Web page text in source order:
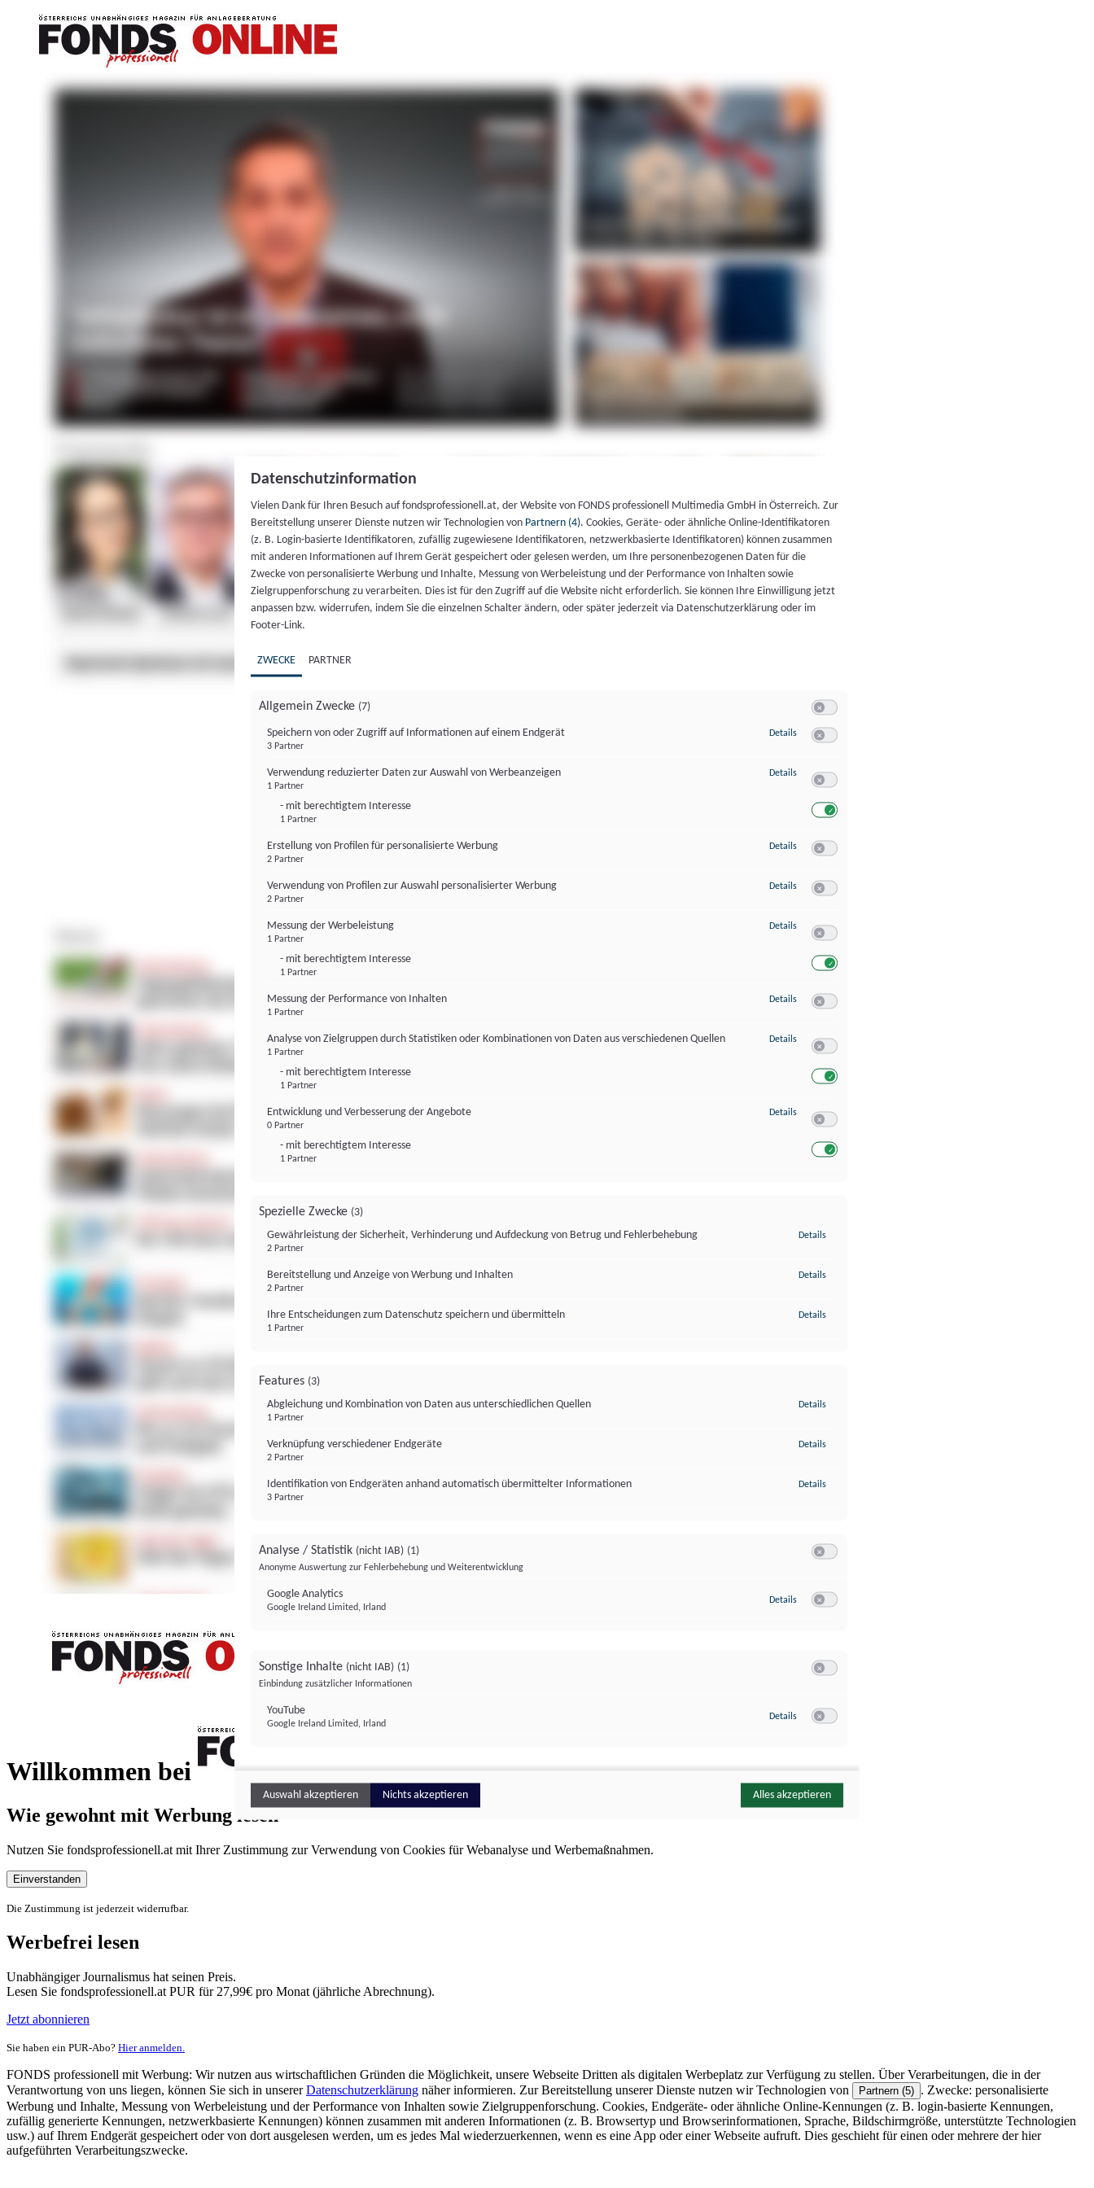
Willkommen bei
FONDS professionell
Wie gewohnt mit Werbung lesen
Nutzen Sie fondsprofessionell.at mit Ihrer Zustimmung zur Verwendung von Cookies für Webanalyse und Werbemaßnahmen.
Einverstanden
Die Zustimmung ist jederzeit widerrufbar.
Werbefrei lesen
Unabhängiger Journalismus hat seinen Preis.
Lesen Sie fondsprofessionell.at PUR für 27,99€ pro Monat (jährliche Abrechnung).
Jetzt abonnieren
Sie haben ein PUR-Abo? Hier anmelden.
FONDS professionell mit Werbung: Wir nutzen aus wirtschaftlichen Gründen die Möglichkeit, unsere Webseite Dritten als digitalen Werbeplatz zur Verfügung zu stellen. Über Verarbeitungen, die in der
Verantwortung von uns liegen, können Sie sich in unsererDatenschutzerklärung näher informieren. Zur Bereitstellung unserer Dienste nutzen wir Technologien von Partnern (5) . Zwecke: personalisierte
Werbung und Inhalte, Messung von Werbeleistung und der Performance von Inhalten sowie Zielgruppenforschung. Cookies, Endgeräte- oder ähnliche Online-Kennungen (z. B. login-basierte Kennungen,
zufällig generierte Kennungen, netzwerkbasierte Kennungen) können zusammen mit anderen Informationen (z. B. Browsertyp und Browserinformationen, Sprache, Bildschirmgröße, unterstützte Technologien
usw.) auf Ihrem Endgerät gespeichert oder von dort ausgelesen werden, um es jedes Mal wiederzuerkennen, wenn es eine App oder einer Webseite aufruft. Dies geschieht für einen oder mehrere der hier
aufgeführten Verarbeitungszwecke.
Datenschutzinformation
Vielen Dank für Ihren Besuch auf fondsprofessionell.at, der Website von FONDS professionell Multimedia GmbH in Österreich. Zur
Bereitstellung unserer Dienste nutzen wir Technologien von Partnern (4). Cookies, Geräte- oder ähnliche Online-Identifikatoren
(z. B. Login-basierte Identifikatoren, zufällig zugewiesene Identifikatoren, netzwerkbasierte Identifikatoren) können zusammen
mit anderen Informationen auf Ihrem Gerät gespeichert oder gelesen werden, um Ihre personenbezogenen Daten für die
Zwecke von personalisierte Werbung und Inhalte, Messung von Werbeleistung und der Performance von Inhalten sowie
Zielgruppenforschung zu verarbeiten. Dies ist für den Zugriff auf die Website nicht erforderlich. Sie können Ihre Einwilligung jetzt
anpassen bzw. widerrufen, indem Sie die einzelnen Schalter ändern, oder später jederzeit via Datenschutzerklärung oder im
Footer-Link.
ZWECKE PARTNER
Allgemein Zwecke (7)
Speichern von oder Zugriff auf Informationen auf einem Endgerät
3 Partner
Details zu Speichern von oder Zugriff auf Informationen auf einem Endgerät
Verwendung reduzierter Daten zur Auswahl von Werbeanzeigen
1 Partner
- mit berechtigtem Interesse
1 Partner
Details zu Verwendung reduzierter Daten zur Auswahl von Werbeanzeigen
Erstellung von Profilen für personalisierte Werbung
2 Partner
Details zu Erstellung von Profilen für personalisierte Werbung
Verwendung von Profilen zur Auswahl personalisierter Werbung
2 Partner
Details zu Verwendung von Profilen zur Auswahl personalisierter Werbung
Messung der Werbeleistung
1 Partner
- mit berechtigtem Interesse
1 Partner
Details zu Messung der Werbeleistung
Messung der Performance von Inhalten
1 Partner
Details zu Messung der Performance von Inhalten
Analyse von Zielgruppen durch Statistiken oder Kombinationen von Daten aus verschiedenen Quellen
1 Partner
- mit berechtigtem Interesse
1 Partner
Details zu Analyse von Zielgruppen durch Statistiken oder Kombinationen von
Entwicklung und Verbesserung der Angebote
0 Partner
- mit berechtigtem Interesse
1 Partner
Details zu Entwicklung und Verbesserung der Angebote
Spezielle Zwecke (3)
Gewährleistung der Sicherheit, Verhinderung und Aufdeckung von Betrug und Fehlerbehebung
2 Partner
Details
Bereitstellung und Anzeige von Werbung und Inhalten
2 Partner
Details
Ihre Entscheidungen zum Datenschutz speichern und übermitteln
1 Partner
Details
Features (3)
Abgleichung und Kombination von Daten aus unterschiedlichen Quellen
1 Partner
Details
Verknüpfung verschiedener Endgeräte
2 Partner
Details
Identifikation von Endgeräten anhand automatisch übermittelter Informationen
3 Partner
Details
Analyse / Statistik (nicht IAB) (1)
Anonyme Auswertung zur Fehlerbehebung und Weiterentwicklung
Google Analytics
Google Ireland Limited, Irland
Details zu Google Analytics
Sonstige Inhalte (nicht IAB) (1)
Einbindung zusätzlicher Informationen
YouTube
Google Ireland Limited, Irland
Details zu YouTube
Auswahl akzeptieren Nichts akzeptieren Alles akzeptieren